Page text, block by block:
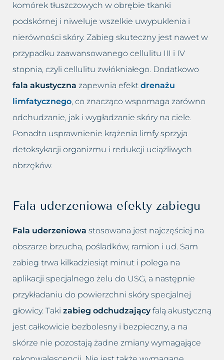
komórek tłuszczowych w obrębie tkanki
podskórnej i niweluje wszelkie uwypuklenia i
nierówności skóry. Zabieg skuteczny jest nawet w
przypadku zaawansowanego cellulitu III i IV
stopnia, czyli cellulitu zwłókniałego. Dodatkowo
fala akustyczna zapewnia efekt drenażu
limfatycznego, co znacząco wspomaga zarówno
odchudzanie, jak i wygładzanie skóry na ciele.
Ponadto usprawnienie krążenia limfy sprzyja
detoksykacji organizmu i redukcji uciążliwych
obrzęków.
Fala uderzeniowa efekty zabiegu
Fala uderzeniowa stosowana jest najczęściej na
obszarze brzucha, pośladków, ramion i ud. Sam
zabieg trwa kilkadziesiąt minut i polega na
aplikacji specjalnego żelu do USG, a następnie
przykładaniu do powierzchni skóry specjalnej
głowicy. Taki zabieg odchudzającyfalą akustyczną
jest całkowicie bezbolesny i bezpieczny, a na
skórze nie pozostają żadne zmiany wymagające